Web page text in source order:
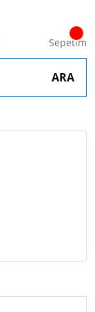
ARA
Sepetim